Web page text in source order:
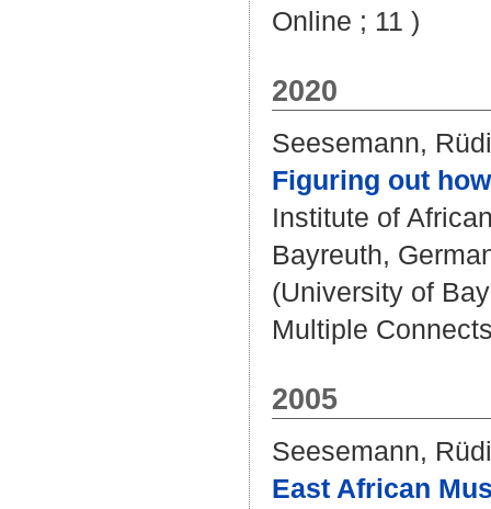
Online ; 11 )
2020
Seesemann,
Figuring out
Institute of
Bayreuth,
(University of
Multiple
2005
Seesemann,
East African